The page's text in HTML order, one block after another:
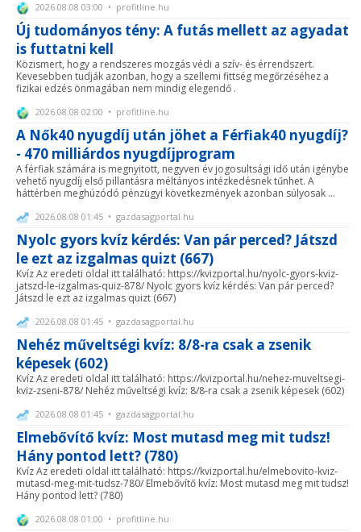
2026.08.08 03:00 • profitline.hu
Új tudományos tény: A futás mellett az agyadat
is futtatni kell
Közismert, hogy a rendszeres mozgás védi a szív- és érrendszert.
Kevesebben tudják azonban, hogy a szellemi fittség megőrzéséhez a
fizikai edzés önmagában nem mindig elegendő .
2026.08.08 02:00 • profitline.hu
A Nők40 nyugdíj után jöhet a Férfiak40 nyugdíj?
- 470 milliárdos nyugdíjprogram
A férfiak számára is megnyitott, negyven év jogosultsági idő után igénybe
vehető nyugdíj első pillantásra méltányos intézkedésnek tűnhet. A
háttérben meghúzódó pénzügyi következmények azonban súlyosak ...
2026.08.08 01:45 • gazdasagportal.hu
Nyolc gyors kvíz kérdés: Van pár perced? Játszd
le ezt az izgalmas quizt (667)
Kvíz Az eredeti oldal itt található: https://kvizportal.hu/nyolc-gyors-kviz-
jatszd-le-izgalmas-quiz-878/ Nyolc gyors kvíz kérdés: Van pár perced?
Játszd le ezt az izgalmas quizt (667)
2026.08.08 01:45 • gazdasagportal.hu
Nehéz műveltségi kvíz: 8/8-ra csak a zsenik
képesek (602)
Kvíz Az eredeti oldal itt található: https://kvizportal.hu/nehez-muveltsegi-
kviz-zseni-878/ Nehéz műveltségi kvíz: 8/8-ra csak a zsenik képesek (602)
2026.08.08 01:45 • gazdasagportal.hu
Elmebővítő kvíz: Most mutasd meg mit tudsz!
Hány pontod lett? (780)
Kvíz Az eredeti oldal itt található: https://kvizportal.hu/elmebovito-kviz-
mutasd-meg-mit-tudsz-780/ Elmebővítő kvíz: Most mutasd meg mit tudsz!
Hány pontod lett? (780)
2026.08.08 01:00 • profitline.hu